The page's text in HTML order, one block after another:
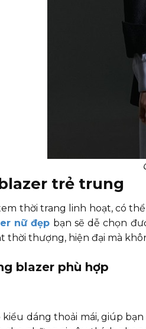
trẻ trung
thời trang linh hoạt, có
nữ đẹp bạn sẽ dễ chọn
thời thượng, hiện đại mà
blazer phù hợp
kiểu dáng thoải mái, giúp